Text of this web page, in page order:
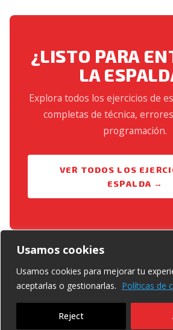
Usamos cookies
Usamos cookies para mejorar tu
aceptarlas o gestionarlas. Políticas de
Reject
¿LISTO PARA
LA
Explora todos los ejercicios de
completas de técnica,
programación.
VER TODOS LOS
ESPALDA →